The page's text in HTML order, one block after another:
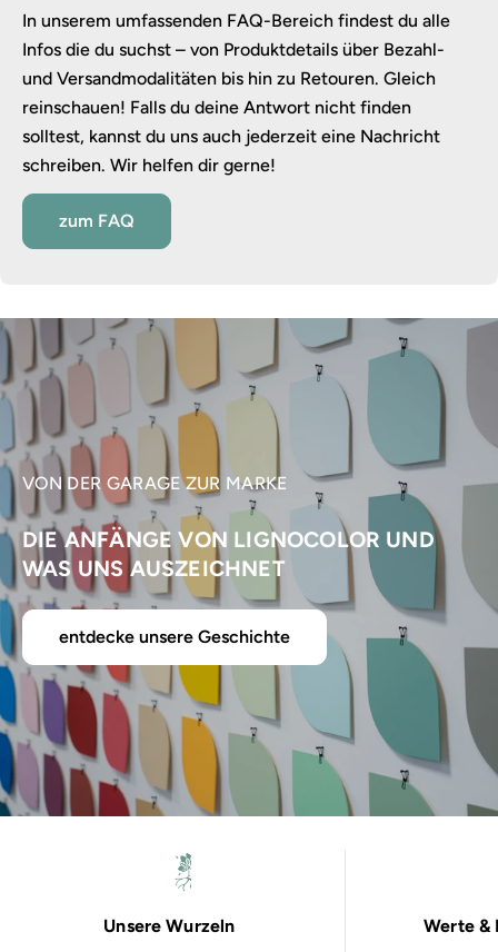
In unserem umfassenden FAQ-Bereich findest du alle
Infos die du suchst – von Produktdetails über Bezahl-
und Versandmodalitäten bis hin zu Retouren. Gleich
reinschauen! Falls du deine Antwort nicht finden
solltest, kannst du uns auch jederzeit eine Nachricht
schreiben. Wir helfen dir gerne!
zum FAQ
VON DER GARAGE ZUR MARKE
DIE ANFÄNGE VON LIGNOCOLOR UND
WAS UNS AUSZEICHNET
entdecke unsere Geschichte
Unsere Wurzeln
Werte &